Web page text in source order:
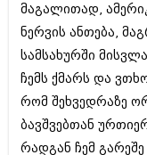
მაგალითად,
ნერვის ანთება,
სამსახურში
ჩემს ქმარს და
რომ შეხვედრაზე
ბავშვებთან
რადგან ჩემ